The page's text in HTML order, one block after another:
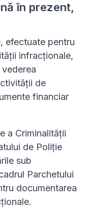
în prezent,
efectuate pentru
infracționale,
de
financiar
a Criminalității
de Poliție
sub
Parchetului
documentarea